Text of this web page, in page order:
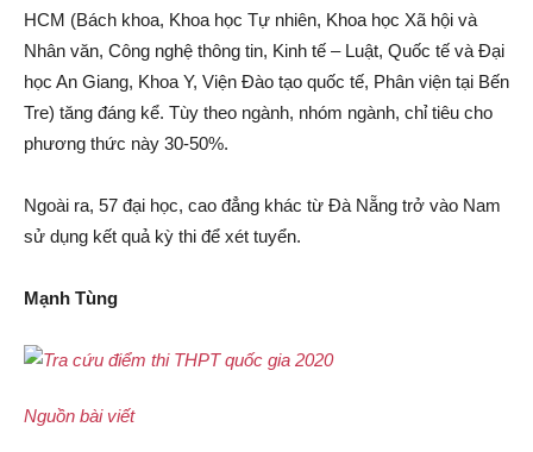
HCM (Bách khoa, Khoa học Tự nhiên, Khoa học Xã hội và
Nhân văn, Công nghệ thông tin, Kinh tế – Luật, Quốc tế và Đại
học An Giang, Khoa Y, Viện Đào tạo quốc tế, Phân viện tại Bến
Tre) tăng đáng kể. Tùy theo ngành, nhóm ngành, chỉ tiêu cho
phương thức này 30-50%.
Ngoài ra, 57 đại học, cao đẳng khác từ Đà Nẵng trở vào Nam
sử dụng kết quả kỳ thi để xét tuyển.
Mạnh Tùng
Nguồn bài viết